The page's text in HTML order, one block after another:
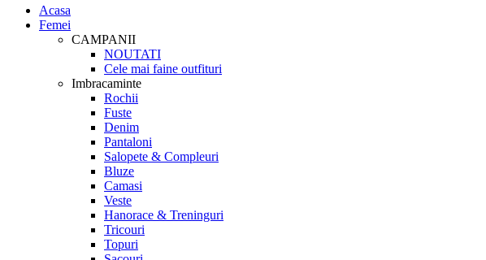
Acasa
Femei
CAMPANII
NOUTATI
Cele mai faine outfituri
Imbracaminte
Rochii
Fuste
Denim
Pantaloni
Salopete & Compleuri
Bluze
Camasi
Veste
Hanorace & Treninguri
Tricouri
Topuri